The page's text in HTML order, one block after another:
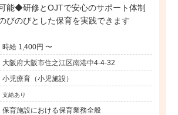
能◆研修とOJTで安心のサポート体制
びのびとした保育を実践できます
時給 1,400円 〜
大阪府大阪市住之江区南港中4-4-32
小児療育（小児施設）
支給あり
保育施設における保育業務全般